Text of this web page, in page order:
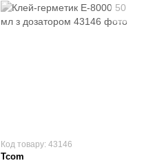
Код товару: 43146
Tcom